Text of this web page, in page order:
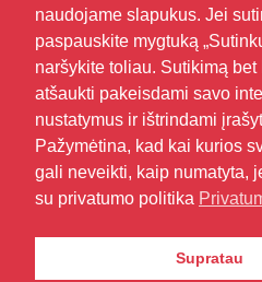
Sekite mus
© Visos teisės saugomos
naudojame slapukus. Jei
paspauskite mygtuką
naršykite toliau. Sutikimą
atšaukti pakeisdami savo
nustatymus ir ištrindami
Pažymėtina, kad kai kurios
gali neveikti, kaip numatyta,
su privatumo politika
Supratau